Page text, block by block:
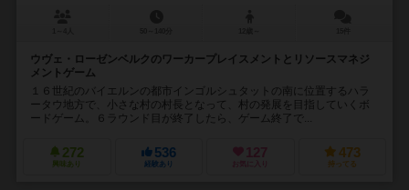
ウヴェ・ローゼンベルクのワーカープレイスメントとリソースマネジ
メントゲーム
１６世紀のバイエルンの都市インゴルシュタットの南に位置するハラ
ータウ地方で、小さな村の村長となって、村の発展を目指していくボ
ードゲーム。６ラウンド目が終了したら、ゲーム終了で...
272
興味あり
536
経験あり
127
お気に入り
473
持ってる